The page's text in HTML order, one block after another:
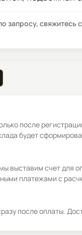
запросу,
после
будет
выставим счет для
платежами с
после оплаты.